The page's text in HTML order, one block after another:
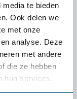
te bieden
Ook delen we
met onze
analyse. Deze
met andere
die ze hebben
hun services.
/